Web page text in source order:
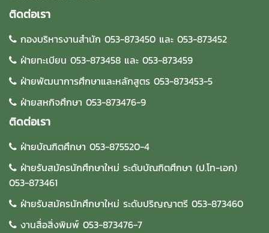
ติดต่อเรา
กองบริหารงานสำนัก 053-873450 และ 053-873452
ฝ่ายทะเบียน 053-873458 และ 053-873459
ฝ่ายพัฒนาการศึกษาและหลักสูตร 053-873453-5
ฝ่ายสหกิจศึกษา 053-873476-9
ติดต่อเรา
ฝ่ายบัณฑิตศึกษา 053-875520-4
ฝ่ายรับสมัครนักศึกษาใหม่ ระดับบัณฑิตศึกษา (ป.โท-เอก)
053-873461
ฝ่ายรับสมัครนักศึกษาใหม่ ระดับปริญญาตรี 053-873460
งานสื่อสิ่งพิมพ์ 053-873476-7